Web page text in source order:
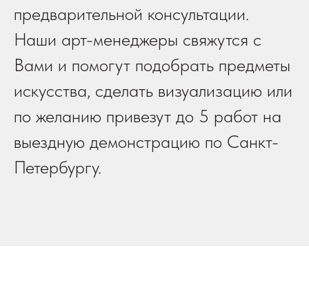
предварительной консультации.
Наши арт-менеджеры свяжутся с
Вами и помогут подобрать предметы
искусства, сделать визуализацию или
по желанию привезут до 5 работ на
выездную демонстрацию по Санкт-
Петербургу.